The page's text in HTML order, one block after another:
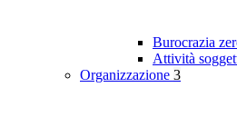
Burocrazia
Attività
Organizzazione 3